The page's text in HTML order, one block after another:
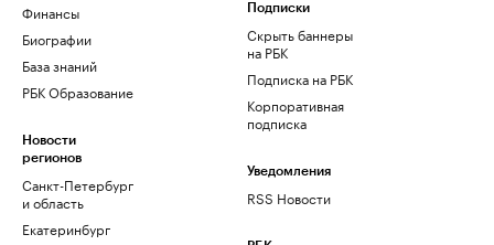
Финансы
Биографии
База знаний
РБК Образование
Новости
регионов
Санкт-Петербург
и область
Екатеринбург
Подписки
Скрыть баннеры
на РБК
Подписка на РБК
Корпоративная
подписка
Уведомления
RSS Новости